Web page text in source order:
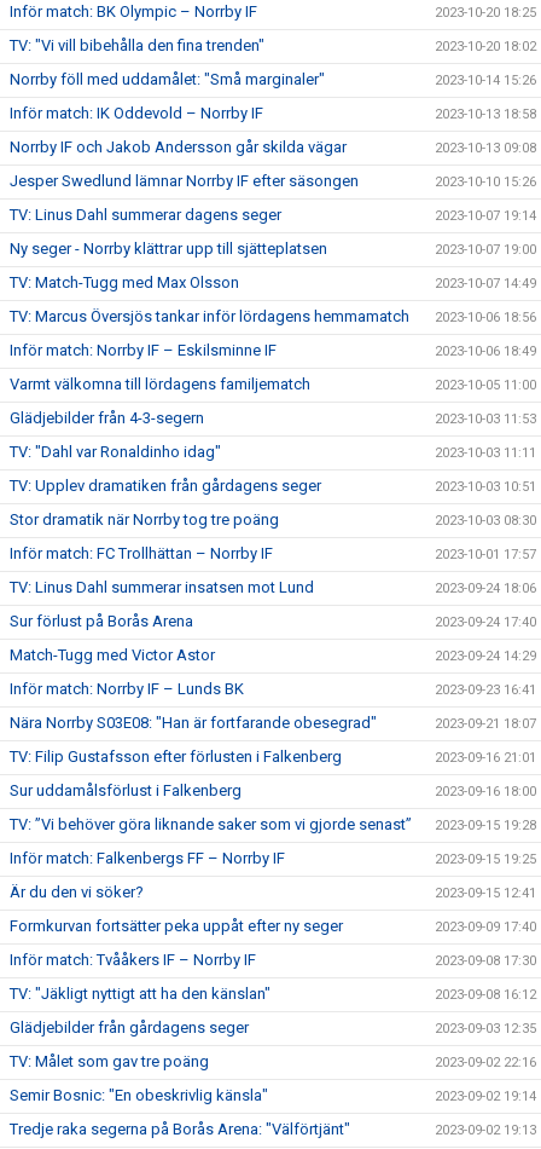
Inför match: BK Olympic – Norrby IF 2023-10-20 18:25
TV: "Vi vill bibehålla den fina trenden" 2023-10-20 18:02
Norrby föll med uddamålet: "Små marginaler" 2023-10-14 15:26
Inför match: IK Oddevold – Norrby IF 2023-10-13 18:58
Norrby IF och Jakob Andersson går skilda vägar 2023-10-13 09:08
Jesper Swedlund lämnar Norrby IF efter säsongen 2023-10-10 15:26
TV: Linus Dahl summerar dagens seger 2023-10-07 19:14
Ny seger - Norrby klättrar upp till sjätteplatsen 2023-10-07 19:00
TV: Match-Tugg med Max Olsson 2023-10-07 14:49
TV: Marcus Översjös tankar inför lördagens hemmamatch 2023-10-06 18:56
Inför match: Norrby IF – Eskilsminne IF 2023-10-06 18:49
Varmt välkomna till lördagens familjematch 2023-10-05 11:00
Glädjebilder från 4-3-segern 2023-10-03 11:53
TV: "Dahl var Ronaldinho idag" 2023-10-03 11:11
TV: Upplev dramatiken från gårdagens seger 2023-10-03 10:51
Stor dramatik när Norrby tog tre poäng 2023-10-03 08:30
Inför match: FC Trollhättan – Norrby IF 2023-10-01 17:57
TV: Linus Dahl summerar insatsen mot Lund 2023-09-24 18:06
Sur förlust på Borås Arena 2023-09-24 17:40
Match-Tugg med Victor Astor 2023-09-24 14:29
Inför match: Norrby IF – Lunds BK 2023-09-23 16:41
Nära Norrby S03E08: "Han är fortfarande obesegrad" 2023-09-21 18:07
TV: Filip Gustafsson efter förlusten i Falkenberg 2023-09-16 21:01
Sur uddamålsförlust i Falkenberg 2023-09-16 18:00
TV: ”Vi behöver göra liknande saker som vi gjorde senast” 2023-09-15 19:28
Inför match: Falkenbergs FF – Norrby IF 2023-09-15 19:25
Är du den vi söker? 2023-09-15 12:41
Formkurvan fortsätter peka uppåt efter ny seger 2023-09-09 17:40
Inför match: Tvååkers IF – Norrby IF 2023-09-08 17:30
TV: "Jäkligt nyttigt att ha den känslan" 2023-09-08 16:12
Glädjebilder från gårdagens seger 2023-09-03 12:35
TV: Målet som gav tre poäng 2023-09-02 22:16
Semir Bosnic: "En obeskrivlig känsla" 2023-09-02 19:14
Tredje raka segerna på Borås Arena: "Välförtjänt" 2023-09-02 19:13